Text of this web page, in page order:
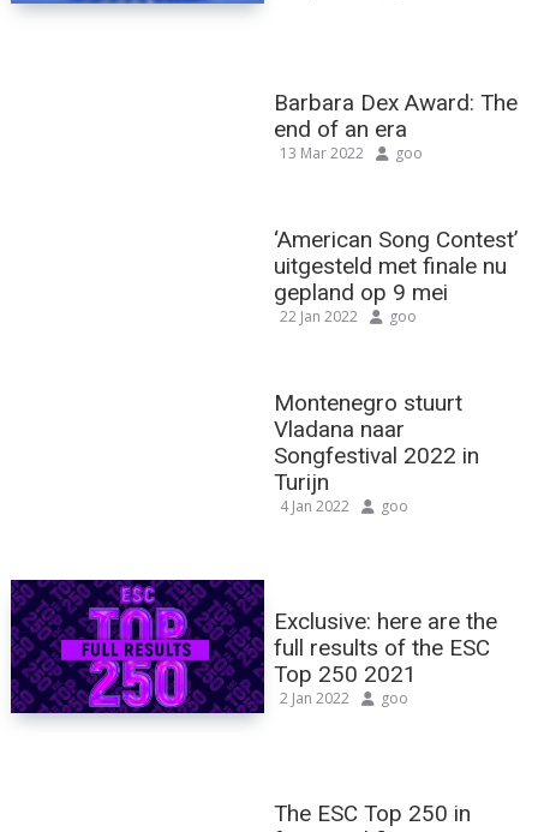
Barbara Dex Award: The
end of an era
13 Mar 2022 goo
‘American Song Contest’
uitgesteld met finale nu
gepland op 9 mei
22 Jan 2022 goo
Montenegro stuurt
Vladana naar
Songfestival 2022 in
Turijn
4 Jan 2022 goo
Exclusive: here are the
full results of the ESC
Top 250 2021
2 Jan 2022 goo
The ESC Top 250 in